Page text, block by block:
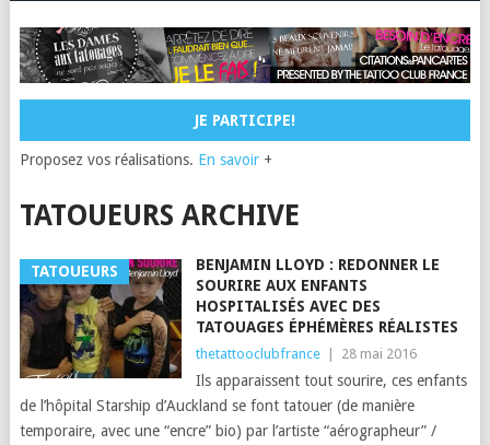
JE PARTICIPE!
Proposez vos réalisations. En savoir+
TATOUEURS ARCHIVE
TATOUEURS
BENJAMIN LLOYD : REDONNER LE
SOURIRE AUX ENFANTS
HOSPITALISÉS AVEC DES
TATOUAGES ÉPHÉMÈRES RÉALISTES
thetattooclubfrance 28 mai 2016
Ils apparaissent tout sourire, ces enfants
de l’hôpital Starship d’Auckland se font tatouer (de manière
temporaire, avec une “encre” bio) par l’artiste “aérographeur” /